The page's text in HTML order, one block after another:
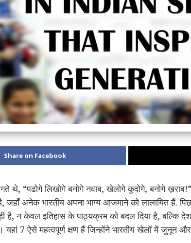
Share on Facebook
थे, “पढोगे लिखोगे बनोगे नवाब, खेलोगे कूदोगे, बनोगे
जहाँ अनेक भारतीय अपना भाग्य आजमाने को लालायित हैं.
है, न केवल इतिहास के पाठ्यक्रम को बदल दिया है, बल्कि
यहां 7 ऐसे महत्वपूर्ण क्षण हैं जिन्होंने भारतीय खेलों में जुनून